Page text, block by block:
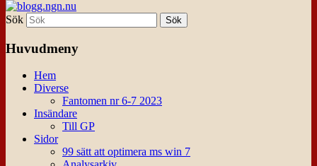
Sök
Huvudmeny
Hem
Diverse
Fantomen nr 6-7 2023
Insändare
Till GP
Sidor
99 sätt att optimera ms win 7